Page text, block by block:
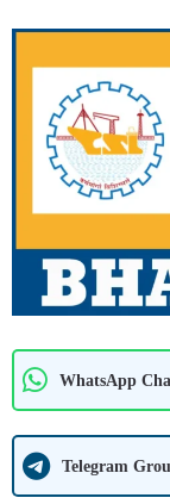
WhatsApp
Telegram